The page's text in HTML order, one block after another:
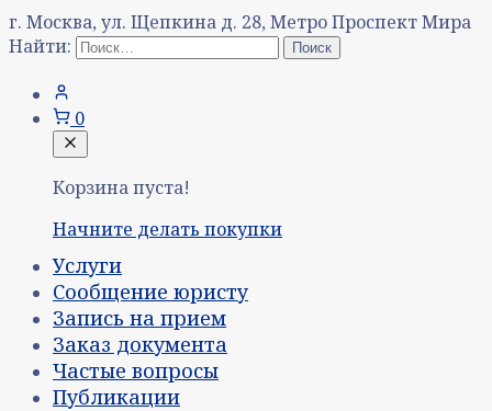
г. Москва, ул. Щепкина д. 28, Метро Проспект Мира
Найти:
0
Корзина пуста!
Начните делать покупки
Услуги
Сообщение юристу
Запись на прием
Заказ документа
Частые вопросы
Публикации